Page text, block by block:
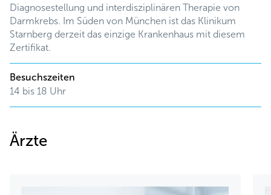
Diagnosestellung und interdisziplinären Therapie von
Darmkrebs. Im Süden von München ist das Klinikum
Starnberg derzeit das einzige Krankenhaus mit diesem
Zertifikat.
Besuchszeiten
14 bis 18 Uhr
Ärzte